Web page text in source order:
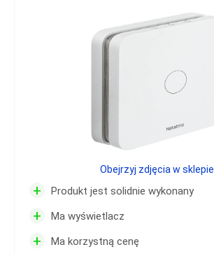
+ Produkt jest solidnie wykonany
+ Ma wyświetlacz
+ Ma korzystną cenę
Obejrzyj zdjęcia w sklepie